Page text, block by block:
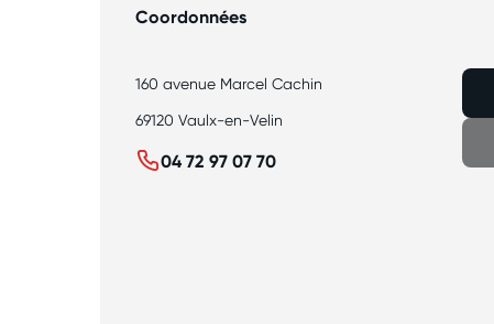
Coordonnées
160 avenue Marcel Cachin
69120 Vaulx-en-Velin
04 72 97 07 70